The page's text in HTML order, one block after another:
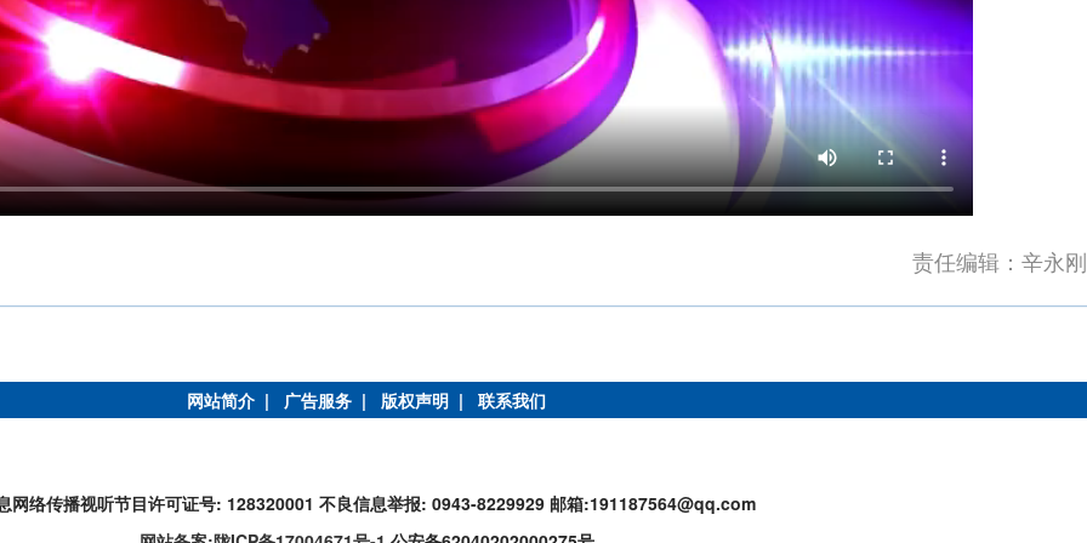
责任编辑：辛永刚
网站简介 | 广告服务 | 版权声明 | 联系我们
网络传播视听节目许可证号: 128320001 不良信息举报: 0943-8229929 邮箱:191187564@qq.com